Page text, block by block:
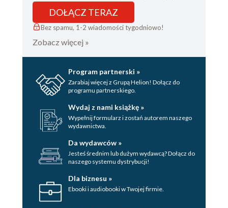
DOŁĄCZ TERAZ
Bez spamu, 1-2 wiadomości tygodniowo!
Zobacz więcej »
Program partnerski »
Zarabiaj więcej z Grupą Helion! Dołącz do
programu partnerskiego.
Wydaj z nami książkę »
Wypełnij formularz i zostań autorem naszego
wydawnictwa.
Da wydawców »
Jesteś średnim lub dużym wydawcą? Dołącz do
naszego systemu dystrybucji!
Dla biznesu »
Ebooki i audiobooki w Twojej firmie.